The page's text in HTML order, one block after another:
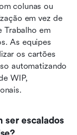
colunas ou
em vez de
Trabalho em
As equipes
os cartões
automatizando
WIP,
ser escalados